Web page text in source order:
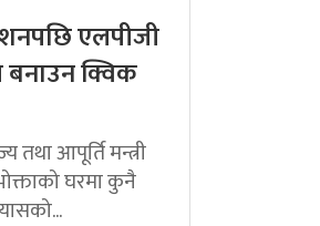
एलपीजी
क्विक
तथा आपूर्ति मन्त्री
घरमा कुनै